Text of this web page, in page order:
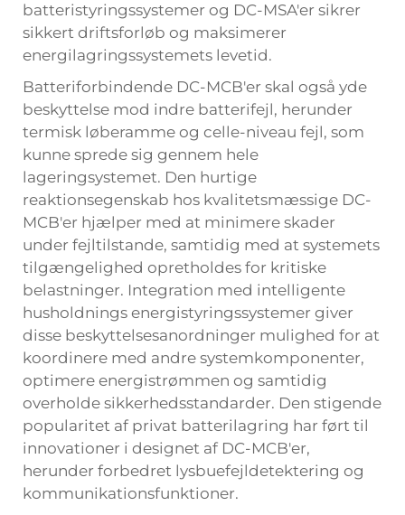
batteristyringssystemer og DC-MSA'er sikrer
sikkert driftsforløb og maksimerer
energilagringssystemets levetid.
Batteriforbindende DC-MCB'er skal også yde
beskyttelse mod indre batterifejl, herunder
termisk løberamme og celle-niveau fejl, som
kunne sprede sig gennem hele
lageringsystemet. Den hurtige
reaktionsegenskab hos kvalitetsmæssige DC-
MCB'er hjælper med at minimere skader
under fejltilstande, samtidig med at systemets
tilgængelighed opretholdes for kritiske
belastninger. Integration med intelligente
husholdnings energistyringssystemer giver
disse beskyttelsesanordninger mulighed for at
koordinere med andre systemkomponenter,
optimere energistrømmen og samtidig
overholde sikkerhedsstandarder. Den stigende
popularitet af privat batterilagring har ført til
innovationer i designet af DC-MCB'er,
herunder forbedret lysbuefejldetektering og
kommunikationsfunktioner.